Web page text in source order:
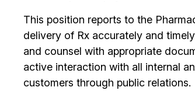
This position reports to the
delivery of Rx accurately and
and counsel with appropriate
active interaction with all internal
customers through public relations.